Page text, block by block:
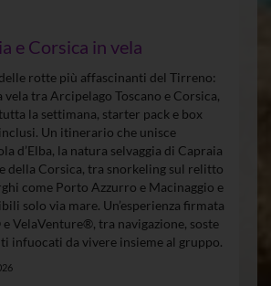
e Corsica in vela
rotte più affascinanti del Tirreno:
tra Arcipelago Toscano e Corsica,
la settimana, starter pack e box
Un itinerario che unisce
d’Elba, la natura selvaggia di Capraia
della Corsica, tra snorkeling sul relitto
come Porto Azzurro e Macinaggio e
solo via mare. Un’esperienza firmata
e VelaVenture®, tra navigazione, soste
infuocati da vivere insieme al gruppo.